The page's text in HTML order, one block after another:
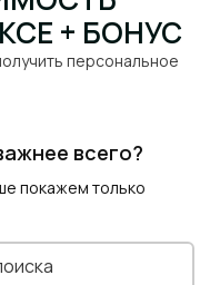
+ БОНУС​
персональное
всего?
покажем только